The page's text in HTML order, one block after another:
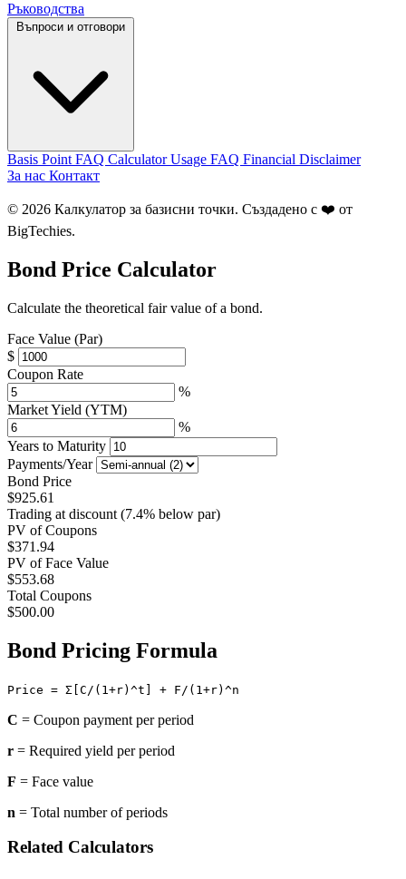
Ръководства
Basis Point FAQ Calculator Usage FAQ Financial Disclaimer
За нас Контакт
© 2026 Калкулатор за базисни точки. Създадено с ❤️ от
BigTechies.
Bond Price Calculator
Calculate the theoretical fair value of a bond.
Face Value (Par)
$
Coupon Rate
%
Market Yield (YTM)
%
Years to Maturity
Payments/Year
Bond Price
$925.61
Trading at discount (7.4% below par)
PV of Coupons
$371.94
PV of Face Value
$553.68
Total Coupons
$500.00
Bond Pricing Formula
Price = Σ[C/(1+r)^t] + F/(1+r)^n
C = Coupon payment per period
r = Required yield per period
F = Face value
n = Total number of periods
Related Calculators